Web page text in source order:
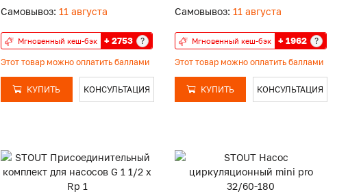
Самовывоз: 11 августа
Мгновенный кеш-бэк + 2753 ?
Этот товар можно оплатить баллами
КУПИТЬ КОНСУЛЬТАЦИЯ
Самовывоз: 11 августа
Мгновенный кеш-бэк + 1962 ?
Этот товар можно оплатить баллами
КУПИТЬ КОНСУЛЬТАЦИЯ